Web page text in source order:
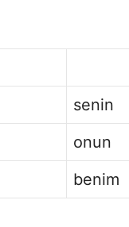
senin
onun
benim